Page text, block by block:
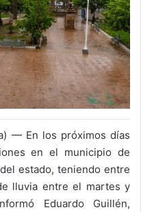
— En los próximos días
en el municipio de
estado, teniendo entre
lluvia entre el martes y
Eduardo Guillén,